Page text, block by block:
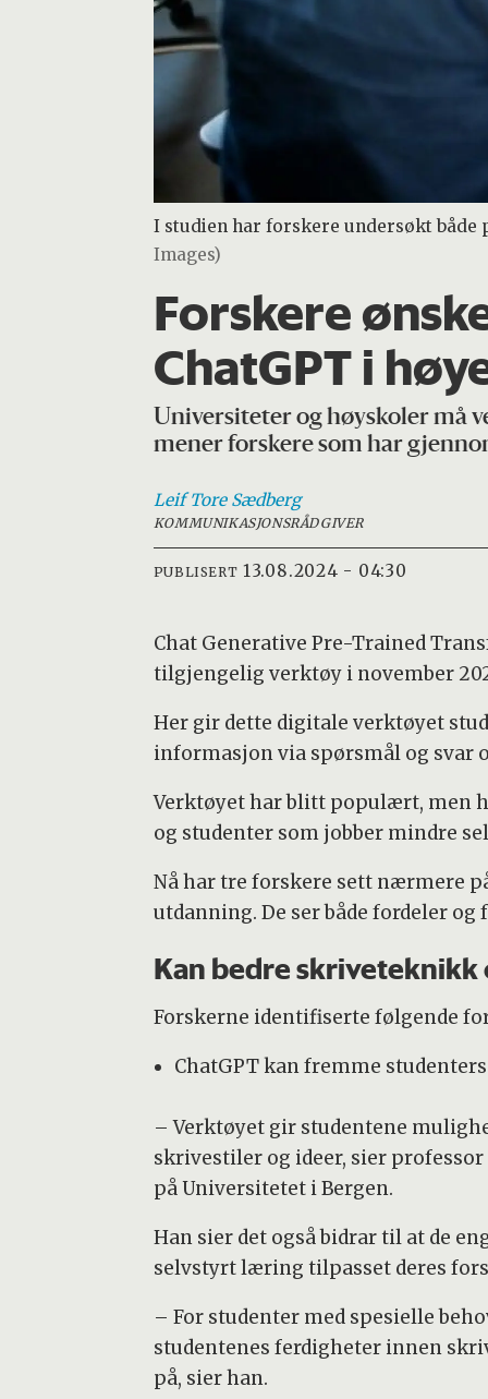
I studien har forskere undersøkt både
Images)
Forskere
ChatGPT i
Universiteter og høyskoler må
mener forskere som har
Leif Tore Sædberg
KOMMUNIKASJONSRÅDGIVER
PUBLISERT 13.08.2024 - 04:30
Chat Generative Pre-Trained
tilgjengelig verktøy i november
Her gir dette digitale verktøyet
informasjon via spørsmål og svar
Verktøyet har blitt populært, men
og studenter som jobber mindre
Nå har tre forskere sett nærmere
utdanning. De ser både fordeler og
Kan bedre
Forskerne identifiserte følgende
ChatGPT kan fremme
– Verktøyet gir studentene
skrivestiler og ideer, sier
på Universitetet i Bergen.
Han sier det også bidrar til at de
selvstyrt læring tilpasset deres
– For studenter med spesielle
studentenes ferdigheter innen
på, sier han.